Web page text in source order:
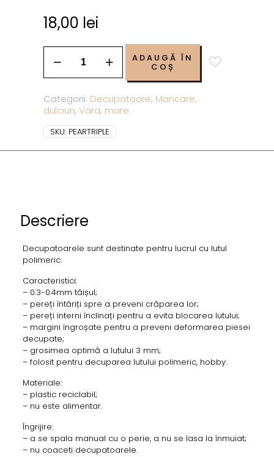
18,00 lei
ADAUGĂ ÎN
COȘ
Categorii: Decupatoare, Mancare,
dulciuri,Vara, mare
SKU: PEARTRIPLE
Descriere
Decupatoarele sunt destinate pentru lucrul cu lutul
polimeric.
Caracteristici:
– 0.3-0.4mm tăișul;
– pereți întăriți spre a preveni crăparea lor;
– pereți interni înclinați pentru a evita blocarea lutului;
– margini îngroșate pentru a preveni deformarea piesei
decupate;
– grosimea optimă a lutului 3 mm;
– folosit pentru decuparea lutului polimeric, hobby.
Materiale:
– plastic reciclabil;
– nu este alimentar.
Îngrijire:
– a se spala manual cu o perie, a nu se lasa la înmuiat;
– nu coaceti decupatoarele.